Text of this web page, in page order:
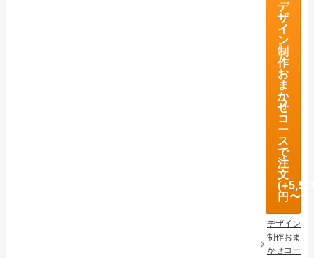
デ
ザ
イ
ン
制
作
お
ま
か
せ
コ
ー
ス
で
注
文
円〜)
デザイン
制作おま
かせコー